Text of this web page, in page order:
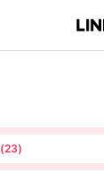
(23)